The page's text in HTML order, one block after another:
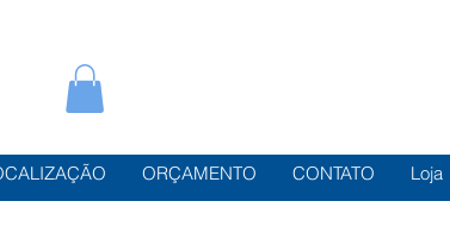
ORÇAMENTO CONTATO Loja